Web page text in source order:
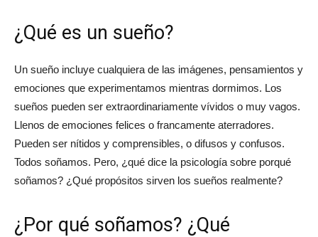
¿Qué es un sueño?
Un sueño incluye cualquiera de las imágenes, pensamientos y
emociones que experimentamos mientras dormimos. Los
sueños pueden ser extraordinariamente vívidos o muy vagos.
Llenos de emociones felices o francamente aterradores.
Pueden ser nítidos y comprensibles, o difusos y confusos.
Todos soñamos. Pero, ¿qué dice la psicología sobre porqué
soñamos? ¿Qué propósitos sirven los sueños realmente?
¿Por qué soñamos? ¿Qué